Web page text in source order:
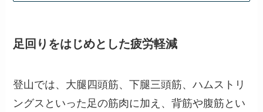
足回りをはじめとした疲労軽減
登山では、大腿四頭筋、下腿三頭筋、ハムストリ
ングスといった足の筋肉に加え、背筋や腹筋とい